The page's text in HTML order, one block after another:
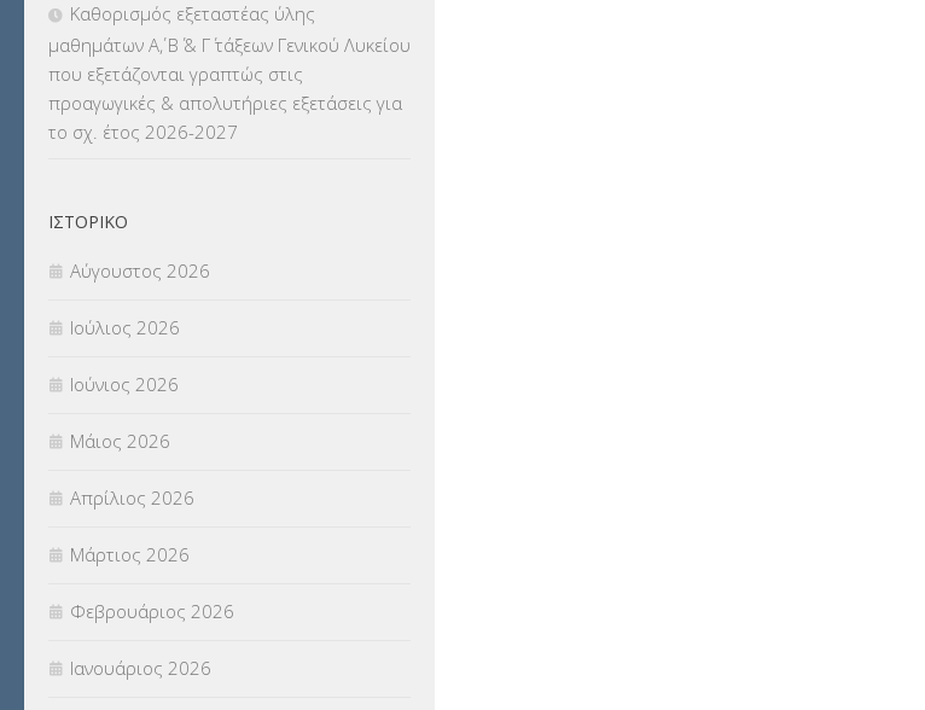
ΜΕΤΑΤΑΞΕΙΣ(87)
ΜΕΤΑΦΟΡΑ ΜΑΘΗΤΩΝ(3)
ΝΟΜΟΘΕΣΙΑ(66)
(18)
ΣΥΝΤΑΞΕΙΣ(12)
Καθορισμός εξεταστέας ύλης
μαθημάτων Α΄, Β΄ & Γ΄ τάξεων Γενικού Λυκείου
που εξετάζονται γραπτώς στις
προαγωγικές & απολυτήριες εξετάσεις για
το σχ. έτος 2026-2027
ΙΣΤΟΡΙΚΌ
Αύγουστος 2026
Ιούλιος 2026
Ιούνιος 2026
Μάιος 2026
Απρίλιος 2026
Μάρτιος 2026
Φεβρουάριος 2026
Ιανουάριος 2026